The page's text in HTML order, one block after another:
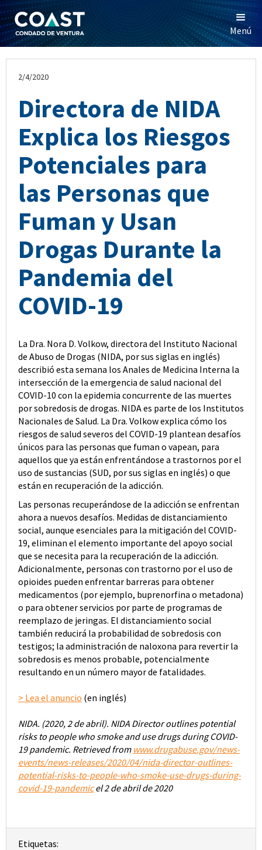
Menú
2/4/2020
Directora de NIDA
Explica los Riesgos
Potenciales para
las Personas que
Fuman y Usan
Drogas Durante la
Pandemia del
COVID-19
La Dra. Nora D. Volkow, directora del Instituto Nacional
de Abuso de Drogas (NIDA, por sus siglas en inglés)
describió esta semana los Anales de Medicina Interna la
intersección de la emergencia de salud nacional del
COVID-10 con la epidemia concurrente de las muertes
por sobredosis de drogas. NIDA es parte de los Institutos
Nacionales de Salud. La Dra. Volkow explica cómo los
riesgos de salud severos del COVID-19 plantean desafíos
únicos para las personas que fuman o vapean, para
aquellos que ya están enfrentándose a trastornos por el
uso de sustancias (SUD, por sus siglas en inglés) o que
están en recuperación de la adicción.
Las personas recuperándose de la adicción se enfrentan
ahora a nuevos desafíos. Medidas de distanciamiento
social, aunque esenciales para la mitigación del COVID-
19, eliminan el elemento importante del apoyo social
que se necesita para la recuperación de la adicción.
Adicionalmente, personas con trastorno por el uso de
opioides pueden enfrentar barreras para obtener
medicamentos (por ejemplo, buprenorfina o metadona)
o para obtener servicios por parte de programas de
reemplazo de jeringas. El distanciamiento social
también reducirá la probabilidad de sobredosis con
testigos; la administración de naloxona para revertir la
sobredosis es menos probable, potencialmente
resultando en un número mayor de fatalidades.
> Lea el anuncio (en inglés)
NIDA. (2020, 2 de abril). NIDA Director outlines potential
risks to people who smoke and use drugs during COVID-
19 pandemic. Retrieved from www.drugabuse.gov/news-
events/news-releases/2020/04/nida-director-outlines-
potential-risks-to-people-who-smoke-use-drugs-during-
covid-19-pandemicel 2 de abril de 2020
Etiquetas: